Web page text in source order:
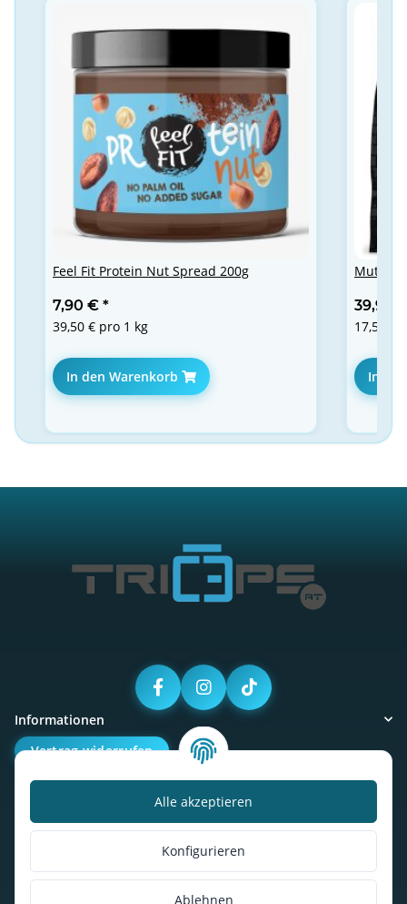
Alle akzeptieren
Konfigurieren
Ablehnen
Feel Fit Protein Nut Spread 200g
7,90 € *
39,50 € pro 1 kg
In den Warenkorb
Mutant
39,90
17,58 €
In
Informationen
Vertrag widerrufen
Kalorienbedarfsrechner
So findest du uns